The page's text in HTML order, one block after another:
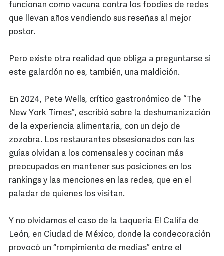
funcionan como vacuna contra los foodies de redes
que llevan años vendiendo sus reseñas al mejor
postor.
Pero existe otra realidad que obliga a preguntarse si
este galardón no es, también, una maldición.
En 2024, Pete Wells, crítico gastronómico de “The
New York Times”, escribió sobre la deshumanización
de la experiencia alimentaria, con un dejo de
zozobra. Los restaurantes obsesionados con las
guías olvidan a los comensales y cocinan más
preocupados en mantener sus posiciones en los
rankings y las menciones en las redes, que en el
paladar de quienes los visitan.
Y no olvidamos el caso de la taquería El Califa de
León, en Ciudad de México, donde la condecoración
provocó un “rompimiento de medias” entre el